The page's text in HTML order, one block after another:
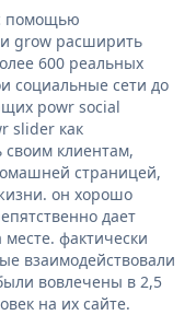
помощью
grow расширить
600 реальных
социальные сети до
powr social
slider как
своим клиентам,
страницей,
он хорошо
дает
фактически
взаимодействовали
вовлечены в 2,5
на их сайте.